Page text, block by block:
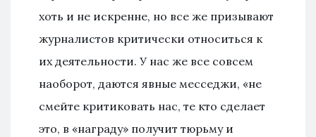
хоть и не искренне, но все же призывают
журналистов критически относиться к
их деятельности. У нас же все совсем
наоборот, даются явные месседжи, «не
смейте критиковать нас, те кто сделает
это, в «награду» получит тюрьму и